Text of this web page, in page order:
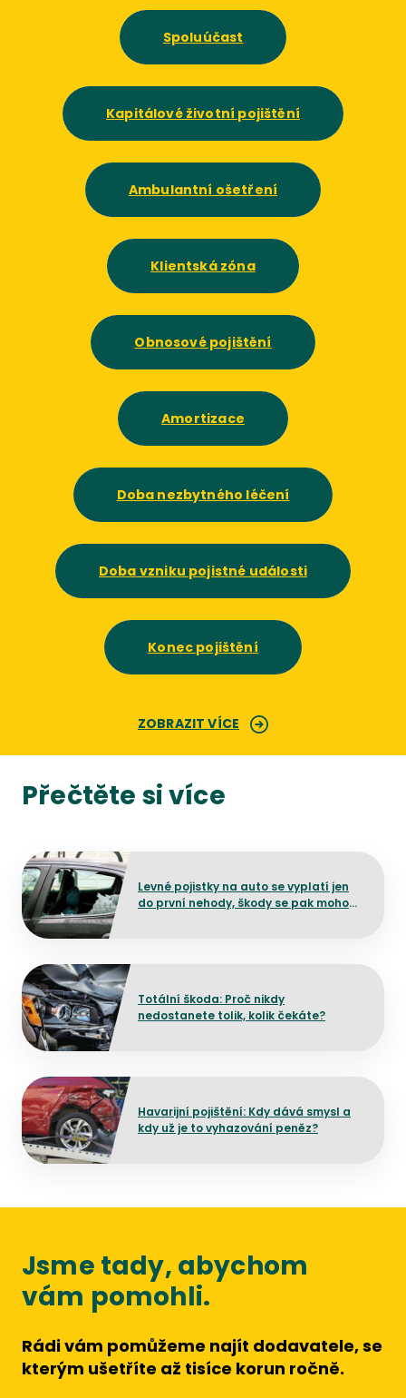
Spoluúčast
Kapitálové životní pojištění
Ambulantní ošetření
Klientská zóna
Obnosové pojištění
Amortizace
Doba nezbytného léčení
Doba vzniku pojistné události
Konec pojištění
ZOBRAZIT VÍCE
Přečtěte si více
Levné pojistky na auto se vyplatí jen
do první nehody, škody se pak mohou
Přejít na detail článku
Totální škoda: Proč nikdy
nedostanete tolik, kolik čekáte?
Přejít na detail článku
Havarijní pojištění: Kdy dává smysl a
kdy už je to vyhazování peněz?
Přejít na detail článku
Jsme tady, abychom
vám pomohli.
Rádi vám pomůžeme najít dodavatele, se
kterým ušetříte až tisíce korun ročně.